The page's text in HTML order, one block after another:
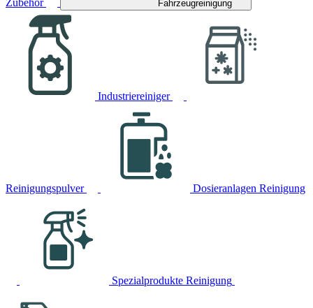
Zubehör Fahrzeugreinigung
Industriereiniger
Reinigungspulver Dosieranlagen Reinigung
Spezialprodukte Reinigung